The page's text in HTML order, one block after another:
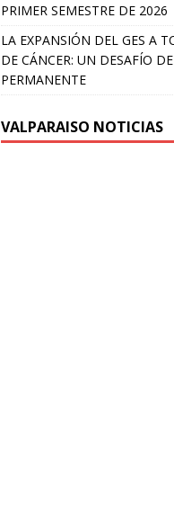
PRIMER SEMESTRE DE 2026
LA EXPANSIÓN DEL GES A
DE CÁNCER: UN DESAFÍO
PERMANENTE
VALPARAISO NOTICIAS